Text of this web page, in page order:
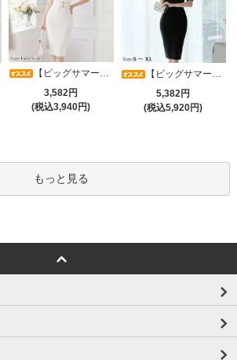
【ビッグサマーセール対象品】タイトなボディラインが引き立つニットワンピース(キャバドレス・CABARETDRESS)
3,582円
(税込3,940円)
【ビッグサマーセール対象品】光沢シアースリーブが軽やかなカシュクールVネックドレープミディドレス(キャバドレス・CABARETDRESS)
5,382円
(税込5,920円)
もっと見る